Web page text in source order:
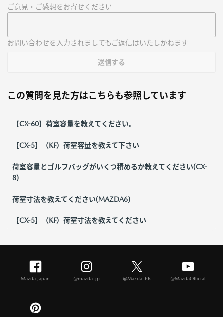
ご意見・ご感想をお寄せください
お問い合わせを入力されましてもご返信はいたしかねます
送信する
この質問を見た方はこちらも参照しています
【CX-60】荷室容量を教えてください。
【CX-5】（KF）荷室容量を教えて下さい
荷室容量とゴルフバッグがいくつ積めるか教えてください(CX-
8)
荷室寸法を教えてください(MAZDA6)
【CX-5】（KF）荷室寸法を教えてください
Mazda Japan @mazda_jp @Mazda_PR @MazdaOfficial